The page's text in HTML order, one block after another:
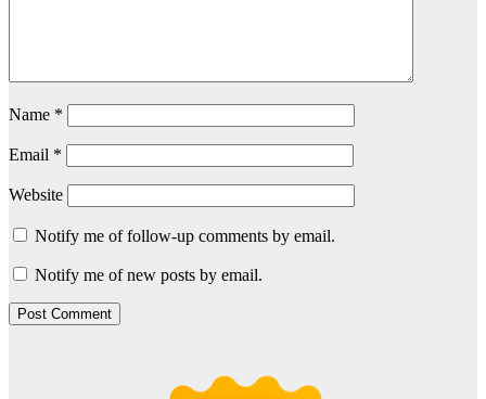
Name *
Email *
Website
Notify me of follow-up comments by email.
Notify me of new posts by email.